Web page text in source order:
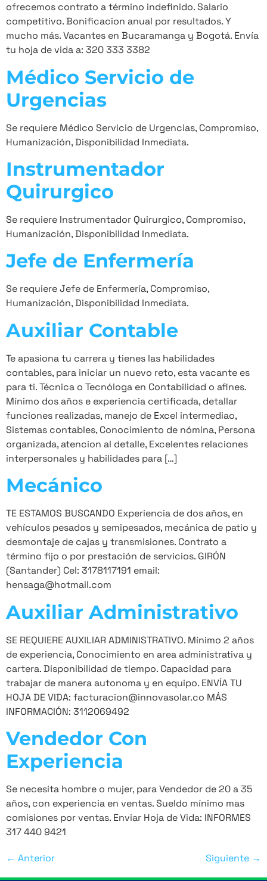
ofrecemos contrato a término indefinido. Salario
competitivo. Bonificacion anual por resultados. Y
mucho más. Vacantes en Bucaramanga y Bogotá. Envía
tu hoja de vida a: 320 333 3382
Médico Servicio de
Urgencias
Se requiere Médico Servicio de Urgencias, Compromiso,
Humanización, Disponibilidad Inmediata.
Instrumentador
Quirurgico
Se requiere Instrumentador Quirurgico, Compromiso,
Humanización, Disponibilidad Inmediata.
Jefe de Enfermería
Se requiere Jefe de Enfermería, Compromiso,
Humanización, Disponibilidad Inmediata.
Auxiliar Contable
Te apasiona tu carrera y tienes las habilidades
contables, para iniciar un nuevo reto, esta vacante es
para ti. Técnica o Tecnóloga en Contabilidad o afines.
Mínimo dos años e experiencia certificada, detallar
funciones realizadas, manejo de Excel intermediao,
Sistemas contables, Conocimiento de nómina, Persona
organizada, atencion al detalle, Excelentes relaciones
interpersonales y habilidades para […]
Mecánico
TE ESTAMOS BUSCANDO Experiencia de dos años, en
vehículos pesados y semipesados, mecánica de patio y
desmontaje de cajas y transmisiones. Contrato a
término fijo o por prestación de servicios. GIRÓN
(Santander) Cel: 3178117191 email:
hensaga@hotmail.com
Auxiliar Administrativo
SE REQUIERE AUXILIAR ADMINISTRATIVO. Mínimo 2 años
de experiencia, Conocimiento en area administrativa y
cartera. Disponibilidad de tiempo. Capacidad para
trabajar de manera autonoma y en equipo. ENVÍA TU
HOJA DE VIDA: facturacion@innovasolar.co MÁS
INFORMACIÓN: 3112069492
Vendedor Con
Experiencia
Se necesita hombre o mujer, para Vendedor de 20 a 35
años, con experiencia en ventas. Sueldo mínimo mas
comisiones por ventas. Enviar Hoja de Vida: INFORMES
317 440 9421
← Anterior Siguiente →